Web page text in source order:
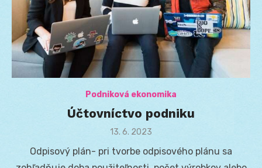
Podniková ekonomika
Účtovníctvo podniku
Posted
13. 6. 2023
Odpisový plán- pri tvorbe odpisového plánu sa